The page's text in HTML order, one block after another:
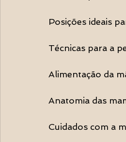
Posições ideais
Técnicas para a
Alimentação da
Anatomia das
Cuidados com a